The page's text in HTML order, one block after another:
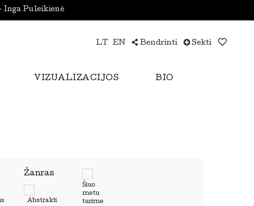
Inga Puleikienė
LT EN Bendrinti Sekti
VIZUALIZACIJOS BIO
Žanras
Abstrakti
Šiuo
metu
turime